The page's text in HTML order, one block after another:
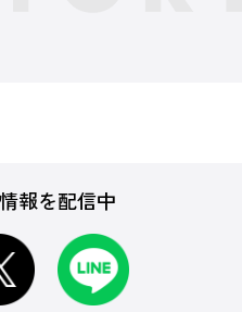
報を配信中